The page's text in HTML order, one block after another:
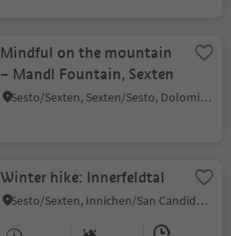
Mindful on the mountain
– Mandl Fountain, Sexten
Sesto/Sexten, Sexten/Sesto, Dolomites Region 3 Zinnen
Winter hike: Innerfeldtal
Sesto/Sexten, Innichen/San Candido, Dolomites Region 3 Zinnen